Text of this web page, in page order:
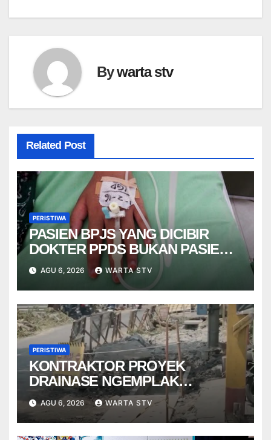
Bywarta stv
Related Post
PERISTIWA
PASIEN BPJS YANG DICIBIR
DOKTER PPDS BUKAN PASIEN
RSUP DR. SARDJITO
AGU 6, 2026 WARTA STV
PERISTIWA
KONTRAKTOR PROYEK
DRAINASE NGEMPLAK
DISANKSI USAI WARGA
TERPELESET
AGU 6, 2026 WARTA STV